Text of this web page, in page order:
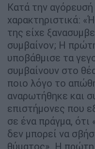
Κατά την
χαρακτηριστικά:
της είχε
συμβαίνον; Η
υποβάθμισε τα
συμβαίνουν στο
ποιο λόγο το
αναρωτήθηκε και
επιστήμονες που
σε ένα πράγμα,
δεν μπορεί να
θύματος». Η πρώτη